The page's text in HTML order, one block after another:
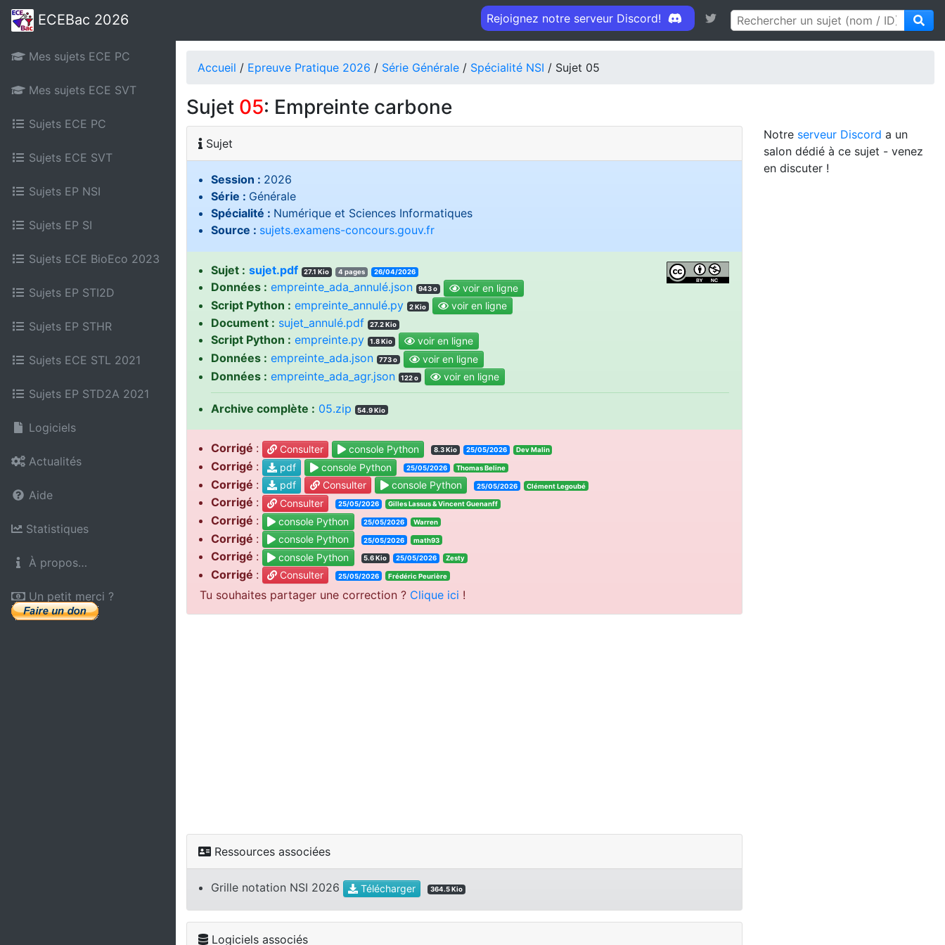
ECEBac 2026
Mes sujets ECE PC
Mes sujets ECE SVT
Sujets ECE PC
Sujets ECE SVT
Sujets EP NSI
Sujets EP SI
Sujets ECE BioEco 2023
Sujets EP STI2D
Sujets EP STHR
Sujets ECE STL 2021
Sujets EP STD2A 2021
Logiciels
Actualités
Aide
Statistiques
À propos…
Un petit merci ?
Rejoignez notre serveur Discord!
Accueil / Epreuve Pratique 2026 / Série Générale / Spécialité NSI / Sujet 05
Sujet 05: Empreinte carbone
Sujet
Session : 2026
Série : Générale
Spécialité : Numérique et Sciences Informatiques
Source : sujets.examens-concours.gouv.fr
Sujet : sujet.pdf 27.1 Kio 4 pages 26/04/2026
Données : empreinte_ada_annulé.json 943 o voir en ligne
Script Python : empreinte_annulé.py 2 Kio voir en ligne
Document : sujet_annulé.pdf 27.2 Kio
Script Python : empreinte.py 1.8 Kio voir en ligne
Données : empreinte_ada.json 773 o voir en ligne
Données : empreinte_ada_agr.json 122 o voir en ligne
Archive complète : 05.zip 54.9 Kio
Corrigé : Consulter console Python 8.3 Kio 25/05/2026 Dev Malin
Corrigé : pdf console Python 25/05/2026 Thomas Beline
Corrigé : pdf Consulter console Python 25/05/2026 Clément Legoubé
Corrigé : Consulter 25/05/2026 Gilles Lassus & Vincent Guenanff
Corrigé : console Python 25/05/2026 Warren
Corrigé : console Python 25/05/2026 math93
Corrigé : console Python 5.6 Kio 25/05/2026 Zesty
Corrigé : Consulter 25/05/2026 Frédéric Peurière
Tu souhaites partager une correction ? Clique ici !
Ressources associées
Grille notation NSI 2026 Télécharger 364.5 Kio
Logiciels associés
Notre serveur Discord a un
salon dédié à ce sujet - venez
en discuter !